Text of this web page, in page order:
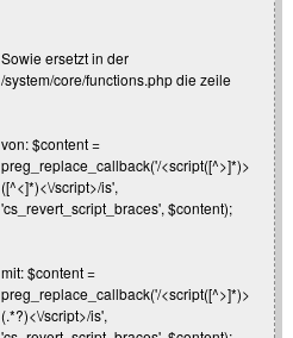
Sowie ersetzt in der
/system/core/functions.php die zeile
von: $content =
preg_replace_callback('/<script([^>]*)>
([^<]*)<\/script>/is',
'cs_revert_script_braces', $content);
mit: $content =
preg_replace_callback('/<script([^>]*)>
(.*?)<\/script>/is',